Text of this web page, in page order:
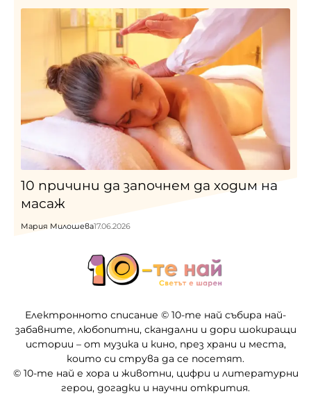
10 причини да започнем да ходим на
масаж
Мария Милошева17.06.2026
Електронното списание © 10-те най събира най-
забавните, любопитни, скандални и дори шокиращи
истории – от музика и кино, през храни и места,
които си струва да се посетят.
© 10-те най е хора и животни, цифри и литературни
герои, догадки и научни открития.